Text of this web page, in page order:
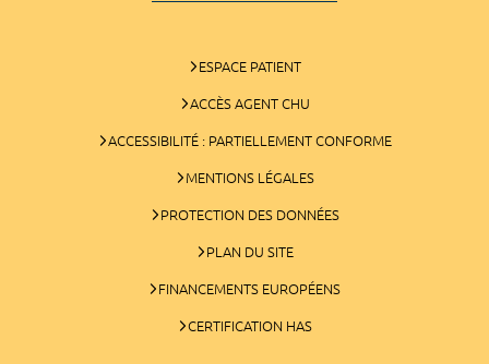
ESPACE PATIENT
ACCÈS AGENT CHU
ACCESSIBILITÉ : PARTIELLEMENT CONFORME
MENTIONS LÉGALES
PROTECTION DES DONNÉES
PLAN DU SITE
FINANCEMENTS EUROPÉENS
CERTIFICATION HAS